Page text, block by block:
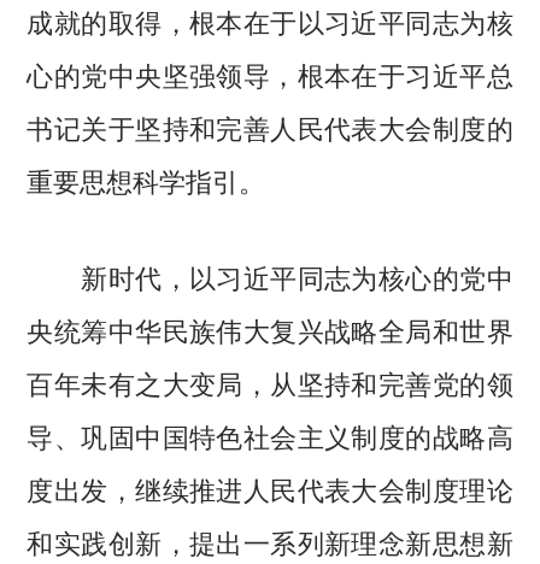
成就的取得，根本在于以习近平同志为核
心的党中央坚强领导，根本在于习近平总
书记关于坚持和完善人民代表大会制度的
重要思想科学指引。
新时代，以习近平同志为核心的党中
央统筹中华民族伟大复兴战略全局和世界
百年未有之大变局，从坚持和完善党的领
导、巩固中国特色社会主义制度的战略高
度出发，继续推进人民代表大会制度理论
和实践创新，提出一系列新理念新思想新